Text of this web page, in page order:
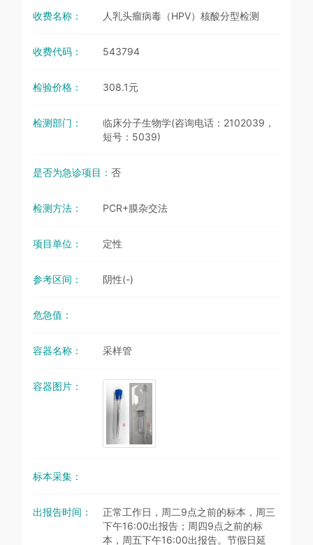
收费名称： 人乳头瘤病毒（HPV）核酸分型检测
收费代码： 543794
检验价格： 308.1元
检测部门：
临床分子生物学(咨询电话：2102039，
短号：5039)
是否为急诊项目： 否
检测方法： PCR+膜杂交法
项目单位： 定性
参考区间： 阴性(-)
危急值：
容器名称： 采样管
容器图片：
标本采集：
出报告时间：
正常工作日，周二9点之前的标本，周三
下午16:00出报告；周四9点之前的标
本，周五下午16:00出报告。节假日延